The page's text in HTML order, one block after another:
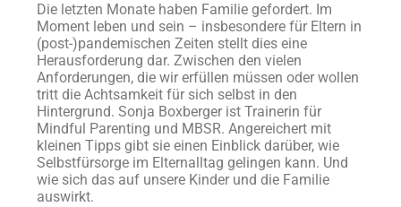
Die letzten Monate haben Familie gefordert. Im
Moment leben und sein – insbesondere für Eltern in
(post-)pandemischen Zeiten stellt dies eine
Herausforderung dar. Zwischen den vielen
Anforderungen, die wir erfüllen müssen oder wollen
tritt die Achtsamkeit für sich selbst in den
Hintergrund. Sonja Boxberger ist Trainerin für
Mindful Parenting und MBSR. Angereichert mit
kleinen Tipps gibt sie einen Einblick darüber, wie
Selbstfürsorge im Elternalltag gelingen kann. Und
wie sich das auf unsere Kinder und die Familie
auswirkt.